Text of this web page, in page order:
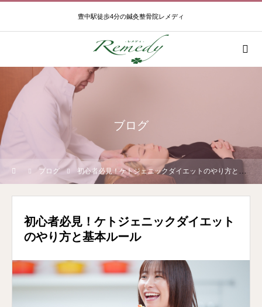
豊中駅徒歩4分の鍼灸整骨院レメディ
ブログ
ブログ 初心者必見！ケトジェニックダイエットのやり方と基本ルール
初心者必見！ケトジェニックダイエット
のやり方と基本ルール